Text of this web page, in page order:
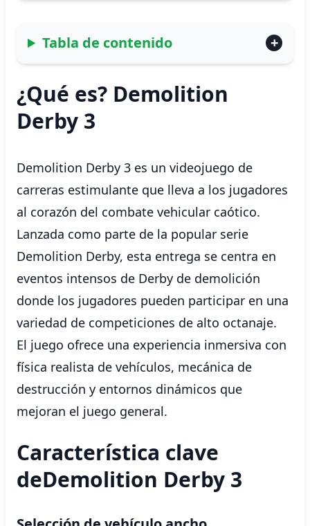
Tabla de contenido
¿Qué es? Demolition
Derby 3
Demolition Derby 3 es un videojuego de
carreras estimulante que lleva a los jugadores
al corazón del combate vehicular caótico.
Lanzada como parte de la popular serie
Demolition Derby, esta entrega se centra en
eventos intensos de Derby de demolición
donde los jugadores pueden participar en una
variedad de competiciones de alto octanaje.
El juego ofrece una experiencia inmersiva con
física realista de vehículos, mecánica de
destrucción y entornos dinámicos que
mejoran el juego general.
Característica clave
deDemolition Derby 3